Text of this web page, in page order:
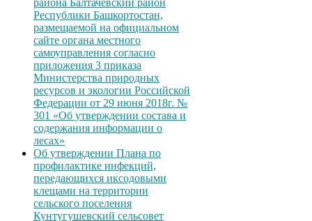
района Балтачевский район
Республики Башкортостан,
размещаемой на официальном
сайте органа местного
самоуправления согласно
приложения 3 приказа
Министерства природных
ресурсов и экологии Российской
Федерации от 29 июня 2018г. №
301 «Об утверждении состава и
содержания информации о
лесах»
Об утверждении Плана по
профилактике инфекций,
передающихся иксодовыми
клещами на территории
сельского поселения
Кунтугушевский сельсовет